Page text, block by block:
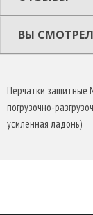
ВЫ
Перчатки защитные
погрузочно-
усиленная ладонь)